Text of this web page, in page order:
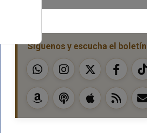
Síguenos y escucha el boletín